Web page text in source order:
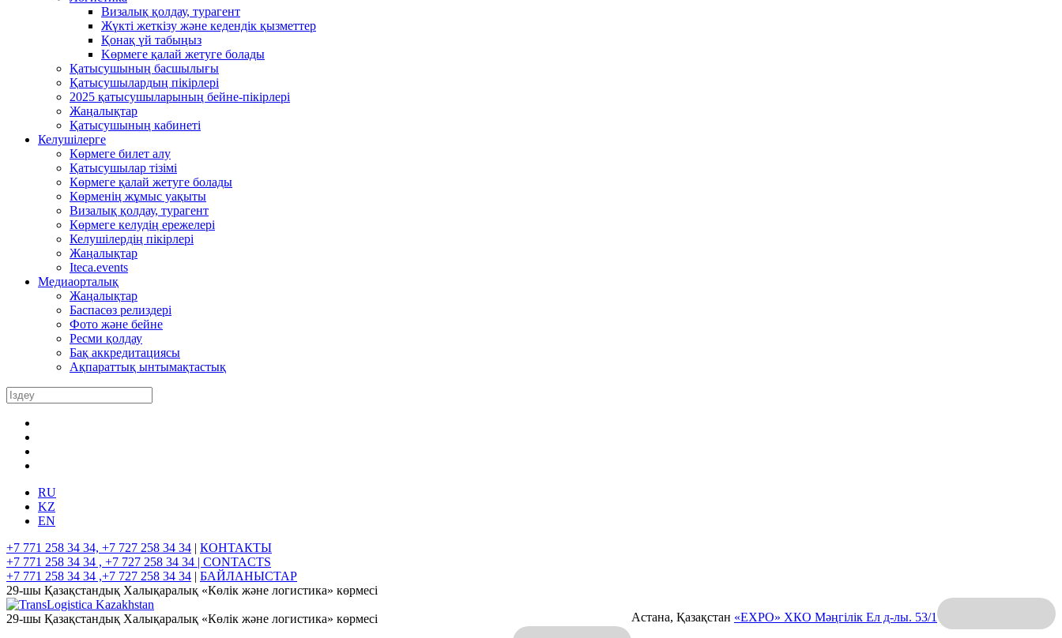
Визалық қолдау, турагент
Жүкті жеткізу және кедендік қызметтер
Қонақ үй табыңыз
Kөрмеге қалай жетуге болады
Қатысушының басшылығы
Қатысушылардың пікірлері
2025 қатысушыларының бейне-пікірлері
Жаңалықтар
Қатысушының кабинеті
Келушілерге
Көрмеге билет алу
Қатысушылар тізімі
Көрмеге қалай жетуге болады
Көрменің жұмыс уақыты
Визалық қолдау, турагент
Көрмеге келудің ережелері
Келушілердің пікірлері
Жаңалықтар
Iteca.events
Медиаорталық
Жаңалықтар
Баспасөз релиздері
Фото және бейне
Ресми қолдау
Бақ аккредитациясы
Ақпараттық ынтымақтастық
RU
KZ
EN
+7 771 258 34 34, +7 727 258 34 34 | КОНТАКТЫ
+7 771 258 34 34 , +7 727 258 34 34 | CONTACTS
+7 771 258 34 34 ,+7 727 258 34 34 | БАЙЛАНЫСТАР
29-шы Қазақстандық Халықаралық «Көлік және логистика» көрмесі
Астана, Қазақстан «EXPO» ХКО Мәңгілік Ел д-лы. 53/1
29-шы Қазақстандық Халықаралық «Көлік және логистика» көрмесі